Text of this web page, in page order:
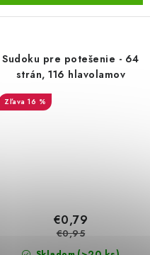
Sudoku pre potešenie - 64
strán, 116 hlavolamov
16 %
€0,79
€0,95